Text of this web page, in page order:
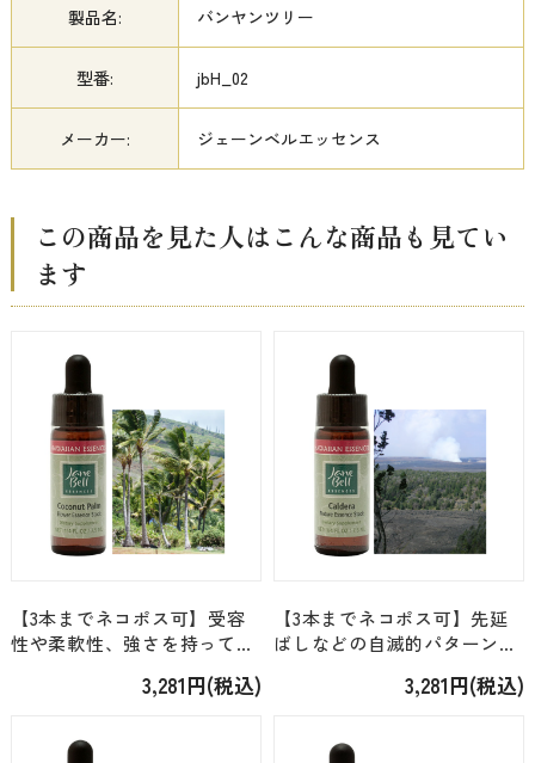
製品名: バンヤンツリー
型番: jbH_02
メーカー: ジェーンベルエッセンス
この商品を見た人はこんな商品も見てい
ます
【3本までネコポス可】受容
性や柔軟性、強さを持って変
ル・ハワイアン＞「ココナッ
3,281円(税込)
【3本までネコポス可】先延
ばしなどの自滅的パターンを
ワイアン＞「カルデラ」
3,281円(税込)